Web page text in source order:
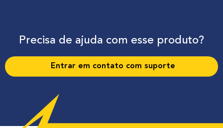
Precisa de ajuda com esse produto?
Entrar em contato com suporte